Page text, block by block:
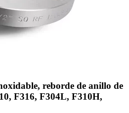
reborde de anillo de
F316, F304L, F310H,